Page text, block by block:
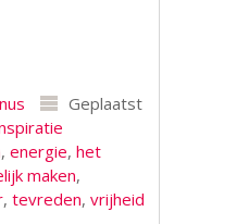
Geplaatst
,energie,het
maken,
,tevreden,vrijheid